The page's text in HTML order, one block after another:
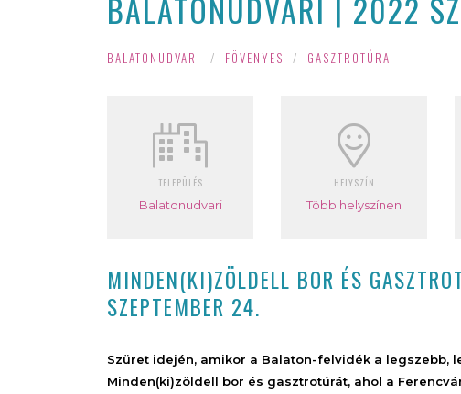
BALATONUDVARI | 2022
BALATONUDVARI / FÖVENYES / GASZTROTÚRA
TELEPÜLÉS
Balatonudvari
HELYSZÍN
Több helyszínen
MINDEN(KI)ZÖLDELL BOR ÉS
SZEPTEMBER 24.
Szüret idején, amikor a Balaton-felvidék a
Minden(ki)zöldell bor és gasztrotúrát, ahol a